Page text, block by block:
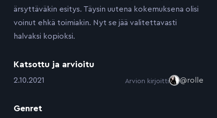
ärsyttäväkin esitys. Täysin uutena kokemuksena olisi
voinut ehkä toimiakin. Nyt se jää valitettavasti
halvaksi kopioksi.
Katsottu ja arvioitu
:2.10.2021 Arvion kirjoitti @rolle
Genret